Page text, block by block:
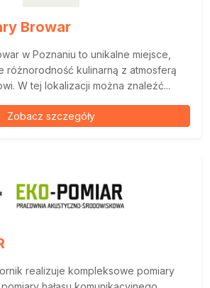
Browar
w Poznaniu to unikalne miejsce,
różnorodność kulinarną z atmosferą
W tej lokalizacji można znaleźć...
Zobacz szczegóły
realizuje kompleksowe pomiary